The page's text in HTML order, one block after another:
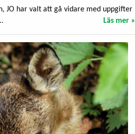
JO har valt att gå vidare med uppgifter
Läs mer »